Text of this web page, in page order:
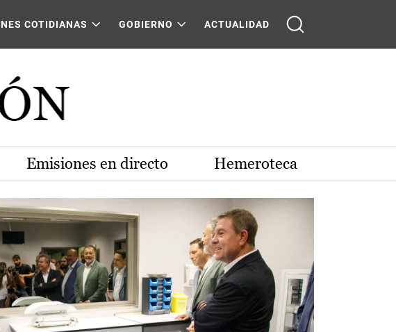
COTIDIANAS GOBIERNO ACTUALIDAD
Emisiones en directo Hemeroteca